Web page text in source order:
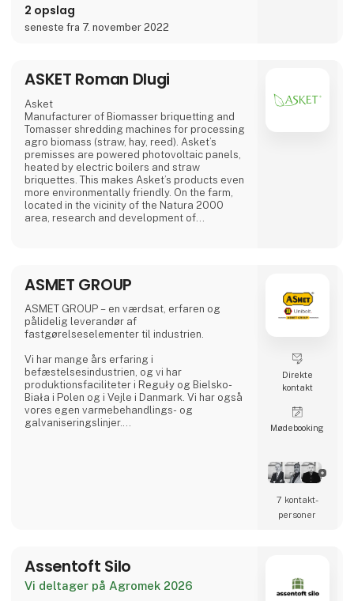
Eliturbo Misty. Alle vores produkter
forhandles gennem et landsdækkende
forhandlernet.
2 opslag
seneste fra 7. november 2022
ASKET Roman Dlugi
Asket
Manufacturer of Biomasser briquetting and
Tomasser shredding machines for processing
agro biomass (straw, hay, reed). Asket’s
premisses are powered photovoltaic panels,
heated by electric boilers and straw
briquettes. This makes Asket’s products even
more environmentally friendly. On the farm,
located in the vicinity of the Natura 2000
area, research and development of
Biomasser® stationary and mobile straw
briquetting lines
Biomasser® are stationary and mobile
ASMET GROUP
ASMET GROUP – en værdsat, erfaren og
pålidelig leverandør af
fastgørelseselementer til industrien.
Vi har mange års erfaring i
befæstelsesindustrien, og vi har
produktionsfaciliteter i Reguły og Bielsko-
Biała i Polen og i Vejle i Danmark. Vi har også
vores egen varmebehandlings- og
galvaniseringslinjer.
high-end maskinpark og t
Direkte
kontakt
Møde­booking
7 kontakt­
personer
Assentoft Silo
Vi deltager på Agromek 2026